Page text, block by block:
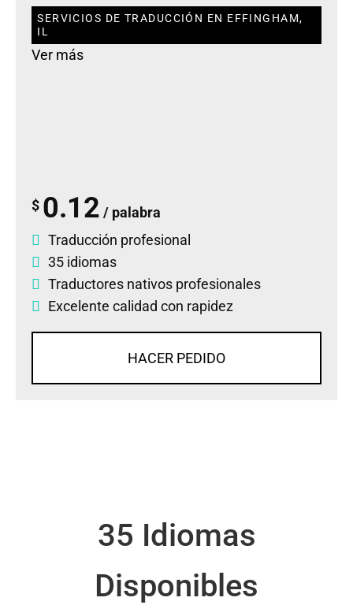
SERVICIOS DE TRADUCCIÓN EN EFFINGHAM,
IL
Ver más
$ 0.12 / palabra
Traducción profesional
35 idiomas
Traductores nativos profesionales
Excelente calidad con rapidez
HACER PEDIDO
35 Idiomas
Disponibles